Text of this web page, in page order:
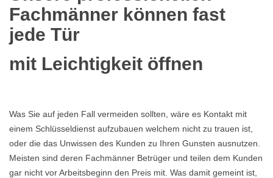
Fachmänner können fast
jede Tür
mit Leichtigkeit öffnen
Was Sie auf jeden Fall vermeiden sollten, wäre es Kontakt mit
einem Schlüsseldienst aufzubauen welchem nicht zu trauen ist,
oder die das Unwissen des Kunden zu Ihren Gunsten ausnutzen.
Meisten sind deren Fachmänner Betrüger und teilen dem Kunden
gar nicht vor Arbeitsbeginn den Preis mit. Was damit gemeint ist,